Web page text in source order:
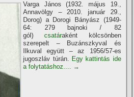
Varga János (1932. május 19.,
Annavölgy – 2010. január 29.,
Dorog) a Dorogi Bányász (1949-
64: 279 bajnoki / 82
gól)csatáraként kölcsönben
szerepelt – Buzánszkyval és
Ilkuval együtt – az 1956/57-es
jugoszláv túrán. Egy kattintás ide
a folytatáshoz.... →